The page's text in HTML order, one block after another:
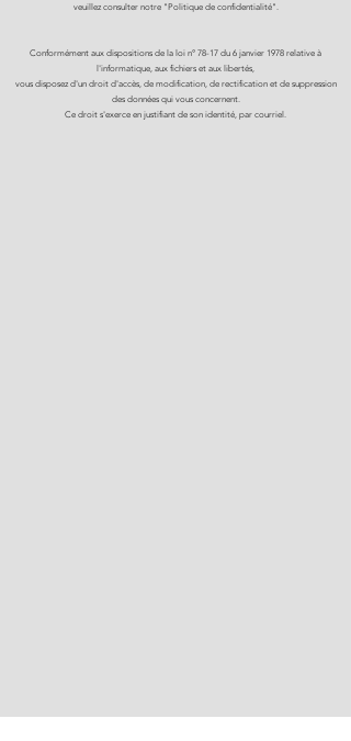
veuillez consulter notre "Politique de confidentialité".
Conformément aux dispositions de la loi n° 78-17 du 6 janvier 1978 relative à
l'informatique, aux fichiers et aux libertés,
vous disposez d'un droit d'accès, de modification, de rectification et de suppression
des données qui vous concernent.
Ce droit s'exerce en justifiant de son identité, par courriel.